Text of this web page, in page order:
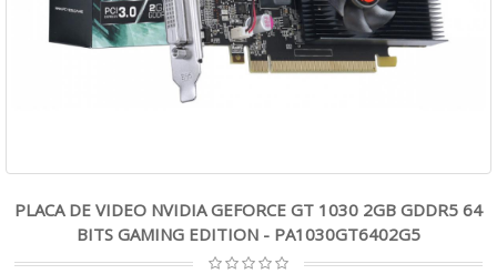
PLACA DE VIDEO NVIDIA GEFORCE GT 1030 2GB GDDR5 64
BITS GAMING EDITION - PA1030GT6402G5